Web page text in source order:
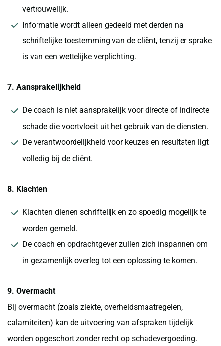
vertrouwelijk.
Informatie wordt alleen gedeeld met derden na
schriftelijke toestemming van de cliënt, tenzij er sprake
is van een wettelijke verplichting.
7. Aansprakelijkheid
De coach is niet aansprakelijk voor directe of indirecte
schade die voortvloeit uit het gebruik van de diensten.
De verantwoordelijkheid voor keuzes en resultaten ligt
volledig bij de cliënt.
8. Klachten
Klachten dienen schriftelijk en zo spoedig mogelijk te
worden gemeld.
De coach en opdrachtgever zullen zich inspannen om
in gezamenlijk overleg tot een oplossing te komen.
9. Overmacht
Bij overmacht (zoals ziekte, overheidsmaatregelen,
calamiteiten) kan de uitvoering van afspraken tijdelijk
worden opgeschort zonder recht op schadevergoeding.